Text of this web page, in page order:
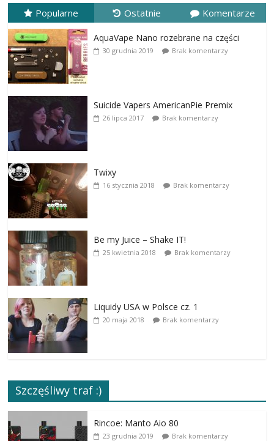
Popularne Ostatnie Komentarze
AquaVape Nano rozebrane na części
30 grudnia 2019 Brak komentarzy
Suicide Vapers AmericanPie Premix
26 lipca 2017 Brak komentarzy
Twixy
16 stycznia 2018 Brak komentarzy
Be my Juice – Shake IT!
25 kwietnia 2018 Brak komentarzy
Liquidy USA w Polsce cz. 1
20 maja 2018 Brak komentarzy
Szczęśliwy traf :)
Rincoe: Manto Aio 80
23 grudnia 2019 Brak komentarzy